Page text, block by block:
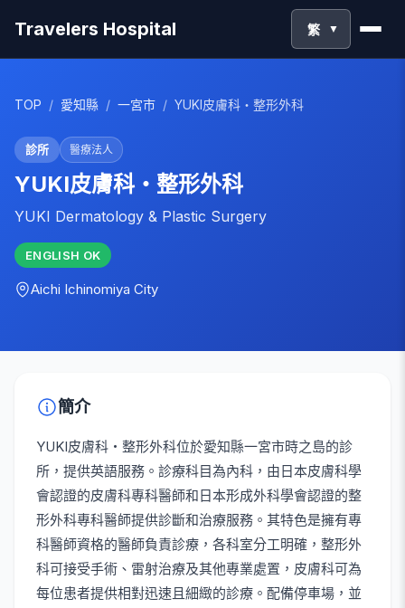
Travelers Hospital 繁 ▼
TOP / 愛知縣 / 一宮市 / YUKI皮膚科・整形外科
診所 醫療法人
YUKI皮膚科・整形外科
YUKI Dermatology & Plastic Surgery
ENGLISH OK
Aichi Ichinomiya City
簡介
YUKI皮膚科・整形外科位於愛知縣一宮市時之島的診
所，提供英語服務。診療科目為內科，由日本皮膚科學
會認證的皮膚科專科醫師和日本形成外科學會認證的整
形外科專科醫師提供診斷和治療服務。其特色是擁有專
科醫師資格的醫師負責診療，各科室分工明確，整形外
科可接受手術、雷射治療及其他專業處置，皮膚科可為
每位患者提供相對迅速且細緻的診療。配備停車場，並